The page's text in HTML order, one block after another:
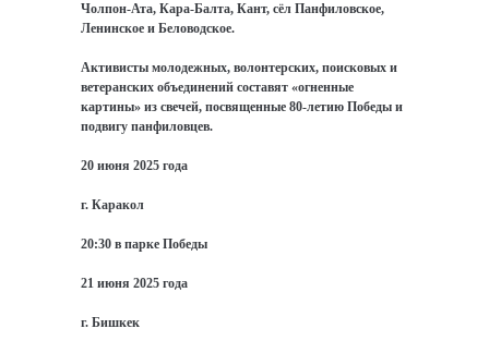
Чолпон-Ата, Кара-Балта, Кант, сёл Панфиловское,
Ленинское и Беловодское.
Активисты молодежных, волонтерских, поисковых и
ветеранских объединений составят «огненные
картины» из свечей, посвященные 80-летию Победы и
подвигу панфиловцев.
20 июня 2025 года
г. Каракол
20:30 в парке Победы
21 июня 2025 года
г. Бишкек